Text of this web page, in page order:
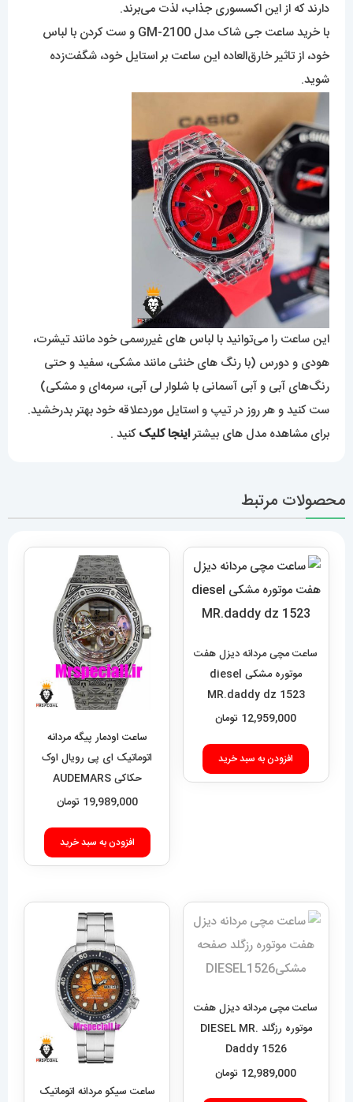
دارند که از این اکسسوری جذاب، لذت می‌برند.
با خرید ساعت جی شاک مدل GM-2100 و ست کردن با لباس
خود، از تاثیر خارق‌العاده این ساعت بر استایل خود، شگفت‌زده
شوید.
این ساعت را می‌توانید با لباس های غیررسمی خود مانند تیشرت،
هودی و دورس (با رنگ های خنثی مانند مشکی، سفید و حتی
رنگ‌های آبی و آبی آسمانی با شلوار لی آبی، سرمه‌ای و مشکی)
ست کنید و هر روز در تیپ و استایل موردعلاقه خود بهتر بدرخشید.
برای مشاهده مدل های بیشتراینجا کلیککنید .
محصولات مرتبط
ساعت مچی مردانه دیزل هفت
موتوره مشکی diesel
MR.daddy dz 1523
12,959,000 تومان
افزودن به سبد خرید
ساعت اودمار پیگه مردانه
اتوماتیک ای پی رویال اوک
حکاکی AUDEMARS
PIGUET ROYAL Oak
19,989,000 تومان
افزودن به سبد خرید
ساعت مچی مردانه دیزل هفت
موتوره رزگلد DIESEL MR.
Daddy 1526
12,989,000 تومان
ساعت سیکو مردانه اتوماتیک